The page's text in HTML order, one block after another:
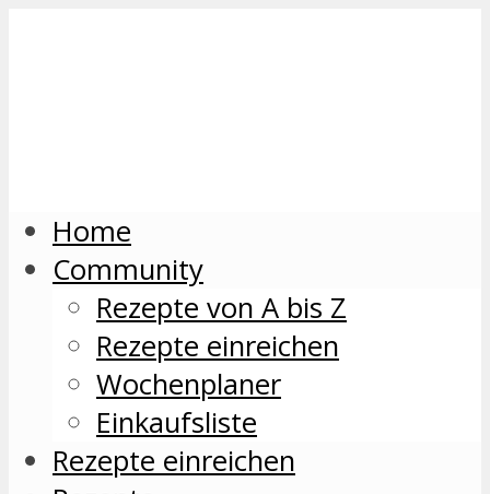
Home
Community
Rezepte von A bis Z
Rezepte einreichen
Wochenplaner
Einkaufsliste
Rezepte einreichen